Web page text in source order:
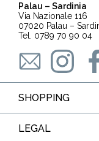
Palau – Sardinia
Via Nazionale 116
07020 Palau –
Tel. 0789 70 90 04
SHOPPING
LEGAL